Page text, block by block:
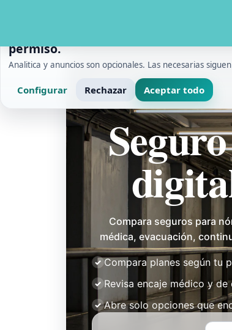
Inicio/Nomadas digitales/Seguro
Compara seguros para
médica, evacuación,
Compara planes según tu
Revisa encaje médico y de
Abre solo opciones que
permiso.
Analitica y anuncios son opcionales. Las necesarias
Configurar Rechazar Aceptar todo